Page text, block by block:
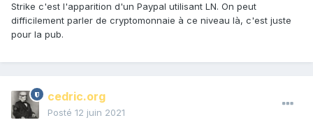
Strike c'est l'apparition d'un Paypal utilisant LN. On peut
difficilement parler de cryptomonnaie à ce niveau là, c'est juste
pour la pub.
cedric.org
Posté 12 juin 2021